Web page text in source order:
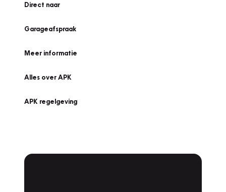
Direct naar
Garageafspraak
Meer informatie
Alles over APK
APK regelgeving